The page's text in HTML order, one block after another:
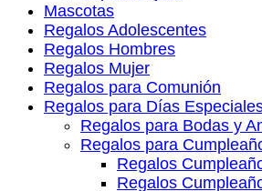
Mascotas
Regalos Adolescentes
Regalos Hombres
Regalos Mujer
Regalos para Comunión
Regalos para Días
Regalos para Bodas y
Regalos para
Regalos
Regalos